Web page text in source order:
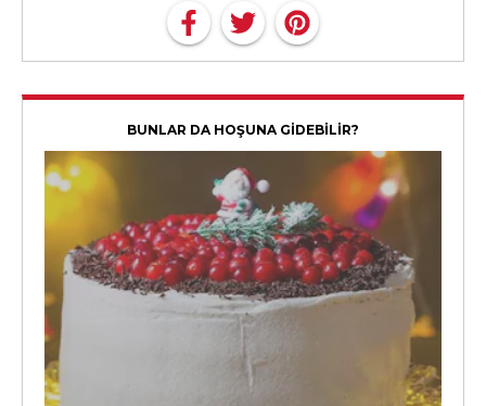
BUNLAR DA HOŞUNA GİDEBİLİR?